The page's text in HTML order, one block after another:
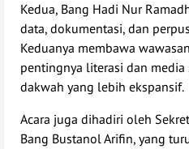
Kedua, Bang Hadi Nur
data, dokumentasi, dan
Keduanya membawa
pentingnya literasi dan
dakwah yang lebih ekspansif.
Acara juga dihadiri oleh
Bang Bustanol Arifin, yang